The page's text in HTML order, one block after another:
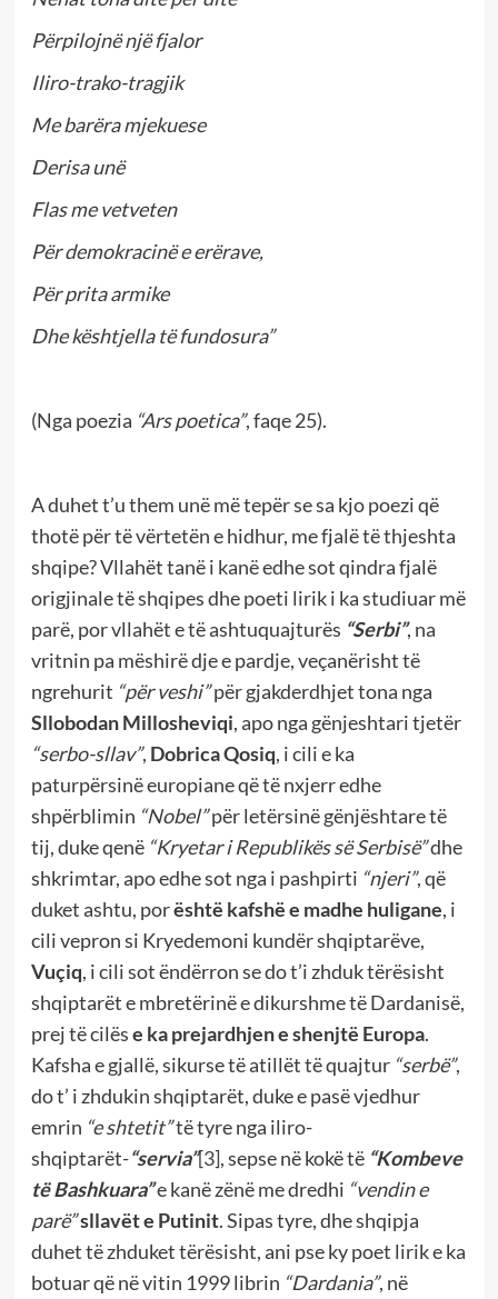
Përpilojnë një fjalor
Iliro-trako-tragjik
Me barëra mjekuese
Derisa unë
Flas me vetveten
Për demokracinë e erërave,
Për prita armike
Dhe kështjella të fundosura”
(Nga poezia “Ars poetica”, faqe 25).
A duhet t’u them unë më tepër se sa kjo poezi që
thotë për të vërtetën e hidhur, me fjalë të thjeshta
shqipe? Vllahët tanë i kanë edhe sot qindra fjalë
origjinale të shqipes dhe poeti lirik i ka studiuar më
parë, por vllahët e të ashtuquajturës “Serbi”, na
vritnin pa mëshirë dje e pardje, veçanërisht të
ngrehurit “për veshi”për gjakderdhjet tona nga
Sllobodan Millosheviqi, apo nga gënjeshtari tjetër
“serbo-sllav”, Dobrica Qosiq, i cili e ka
paturpërsinë europiane që të nxjerr edhe
shpërblimin “Nobel”për letërsinë gënjështare të
tij, duke qenë “Kryetar i Republikës së Serbisë”dhe
shkrimtar, apo edhe sot nga i pashpirti “njeri”, që
duket ashtu, porështë kafshë e madhe huligane, i
cili vepron si Kryedemoni kundër shqiptarëve,
Vuçiq, i cili sot ëndërron se do t’i zhduk tërësisht
shqiptarët e mbretërinë e dikurshme të Dardanisë,
prej të cilëse ka prejardhjen e shenjtë Europa.
Kafsha e gjallë, sikurse të atillët të quajtur “serbë”,
do t’ i zhdukin shqiptarët, duke e pasë vjedhur
emrin “e shtetit”të tyre nga iliro-
shqiptarët-“servia”[3], sepse në kokë të “Kombeve
të Bashkuara”e kanë zënë me dredhi “vendin e
parë”sllavët e Putinit. Sipas tyre, dhe shqipja
duhet të zhduket tërësisht, ani pse ky poet lirik e ka
botuar që në vitin 1999 librin “Dardania”, në